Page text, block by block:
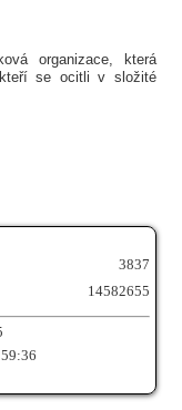
organizace, která
se ocitli v složité
3837
14582655